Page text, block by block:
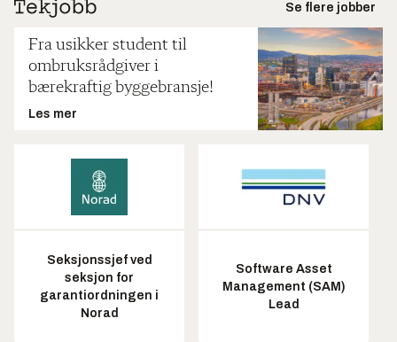
Se flere jobber
Fra usikker student til
ombruksrådgiver i
bærekraftig byggebransje!
Les mer
Seksjonssjef ved
seksjon for
garantiordningen i
Norad
Software Asset
Management (SAM)
Lead